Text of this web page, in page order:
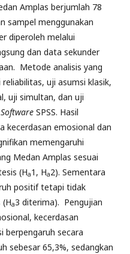
Amplas berjumlah 78
sampel menggunakan
diperoleh melalui
dan data sekunder
Metode analisis yang
uji asumsi klasik,
uji simultan, dan uji
Software SPSS. Hasil
kecerdasan emosional dan
memengaruhi
Medan Amplas sesuai
(Ha1, Ha2). Sementara
positif tetapi tidak
a3 diterima). Pengujian
kecerdasan
berpengaruh secara
sebesar 65,3%, sedangkan